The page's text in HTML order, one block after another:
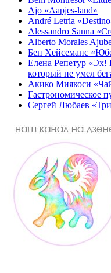
Ajo «Aapjes-land»
André Letria
Alessandro Sanna
Alberto Morales
Бен Хейсеманс
Елена Репетур «Эх!
который не умел
Акико Миякоси
Гастрономическое
Сергей Любаев